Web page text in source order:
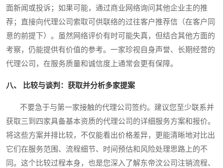
面新闻或投诉；如果可能，通过商业网络询问其他企业主的推
荐；直接向代理公司索取可供联络的过往客户推荐信（在客户同
意的前提下）。虽然网络评价有时可能失真，但结合其他方面的
考察，仍能提供有价值的参考。一家珍视自身声誉、长期经营的
代理公司，在服务质量和诚信度上通常会更有保障。
八、 比较与谈判：获取并分析多家提案
不要急于与第一家接触的代理公司签约。建议您至少联系并
获取三到四家具备基本资质的代理公司的详细服务方案和报价。
将这些方案并排比较，不仅能看出价格差异，更能清晰地对比出
它们在服务范围、流程细节、时间预估和风险处理思路上的不
同。这个比较过程本身，也是您深入了解东帝汶公司注销流程、